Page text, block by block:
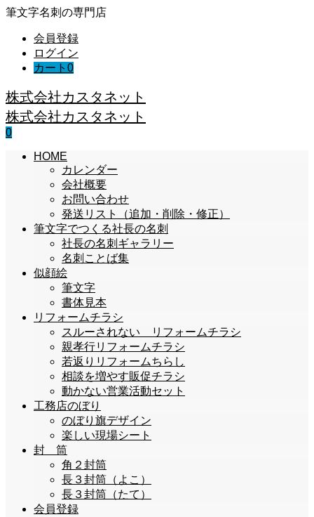
筆文字名刺の専門店
会員登録
ログイン
カート 0
株式会社カスタネット
株式会社カスタネット
0
HOME
カレンダー
会社概要
お問い合わせ
発送リスト（追加・削除・修正）
筆文字でつくる社長の名刺
社長の名刺ギャラリー
名刺ことば集
似顔絵
筆文字
書体見本
リフォームチラシ
スルーされない リフォームチラシ
親孝行リフォームチラシ
若返りリフォームちらし
相談を増やす販促チラシ
動かない営業活動セット
工務店のぼり
のぼり旗デザイン
楽しい現場シート
封 筒
角２封筒
長３封筒（よこ）
長３封筒（たて）
会員登録